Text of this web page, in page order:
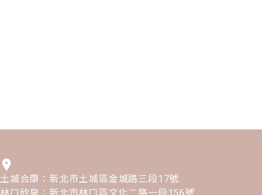
土城合康：新北市土城區金城路三段17號
林口欣泉：新北市林口區文化二路一段156號